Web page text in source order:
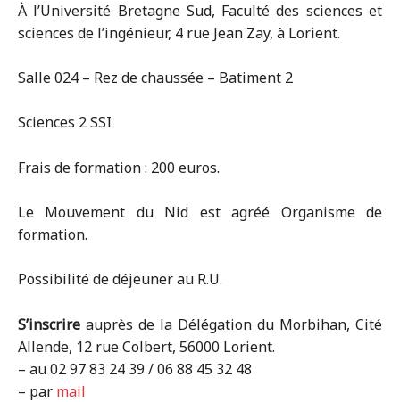
À l’Université Bretagne Sud, Faculté des sciences et
sciences de l’ingénieur, 4 rue Jean Zay, à Lorient.
Salle 024 – Rez de chaussée – Batiment 2
Sciences 2 SSI
Frais de formation : 200 euros.
Le Mouvement du Nid est agréé Organisme de
formation.
Possibilité de déjeuner au R.U.
S’inscrire auprès de la Délégation du Morbihan, Cité
Allende, 12 rue Colbert, 56000 Lorient.
– au 02 97 83 24 39 / 06 88 45 32 48
– par mail